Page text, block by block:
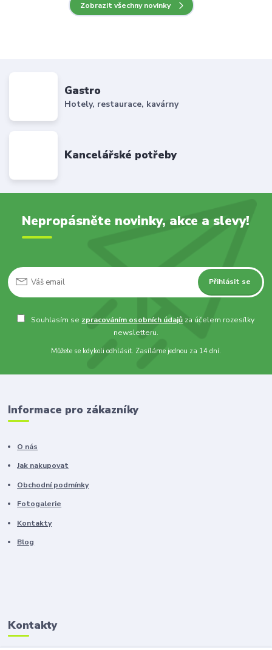
Zobrazit všechny novinky
Gastro
Hotely, restaurace, kavárny
Kancelářské potřeby
Nepropásněte novinky, akce a slevy!
Přihlásit se
Souhlasím se zpracováním osobních údajů za účelem rozesílky
newsletteru.
Můžete se kdykoli odhlásit. Zasíláme jednou za 14 dní.
Informace pro zákazníky
O nás
Jak nakupovat
Obchodní podmínky
Fotogalerie
Kontakty
Blog
Kontakty